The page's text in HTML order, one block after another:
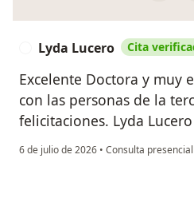
Lyda Lucero Cita
Excelente Doctora y muy
con las personas de la
felicitaciones. Lyda Lucero
6 de julio de 2026 • Consulta